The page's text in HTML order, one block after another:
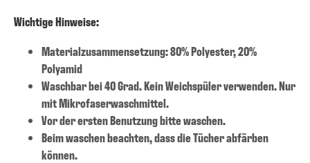
Wichtige Hinweise:
Materialzusammensetzung: 80% Polyester, 20%
Polyamid
Waschbar bei 40 Grad. Kein Weichspüler verwenden. Nur
mit Mikrofaserwaschmittel.
Vor der ersten Benutzung bitte waschen.
Beim waschen beachten, dass die Tücher abfärben
können.